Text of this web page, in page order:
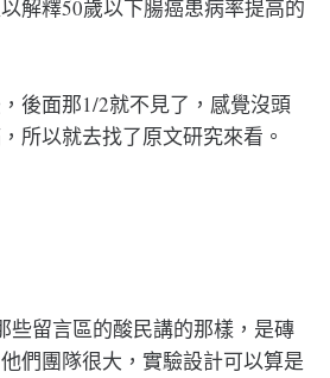
解釋50歲以下腸癌患病率提高的
後面那1/2就不見了，感覺沒頭
所以就去找了原文研究來看。
些留言區的酸民講的那樣，是磚
們團隊很大，實驗設計可以算是